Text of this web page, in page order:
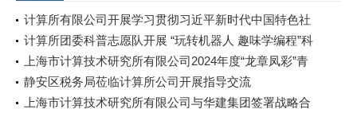
计算所有限公司开展学习贯彻习近平新时代中国特色社
会主义思想主题教育中心组学习（扩大）会——党委书
记专题党课
计算所团委科普志愿队开展 “玩转机器人 趣味学编程”科
普课堂活动
上海市计算技术研究所有限公司2024年度“龙章凤彩”青
年员工培养计划第一轮课程顺利开班
静安区税务局莅临计算所公司开展指导交流
上海市计算技术研究所有限公司与华建集团签署战略合